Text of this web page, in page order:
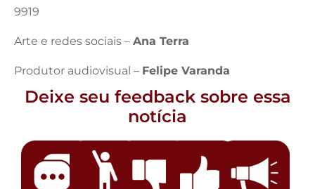
9919
Arte e redes sociais – Ana Terra
Produtor audiovisual – Felipe Varanda
Deixe seu feedback sobre essa
notícia